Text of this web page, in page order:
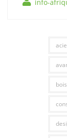
info-
bois